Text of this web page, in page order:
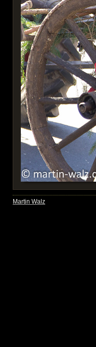
Martin Walz